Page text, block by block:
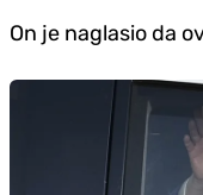
On je naglasio da